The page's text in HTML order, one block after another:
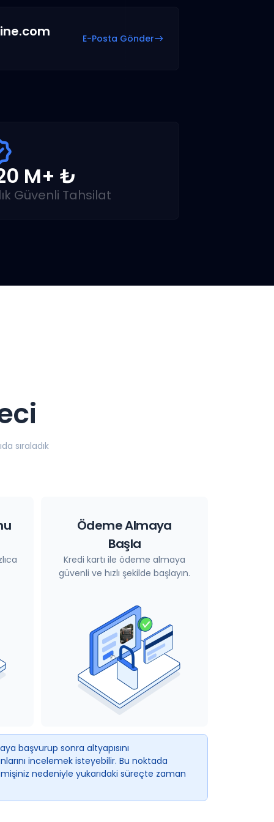
E-Posta Gönder
M+ ₺
Güvenli Tahsilat
sıraladık
Ödeme Almaya
Başla
Kredi kartı ile ödeme almaya
güvenli ve hızlı şekilde başlayın.
başvurup sonra altyapısını
incelemek isteyebilir. Bu noktada
nedeniyle yukarıdaki süreçte zaman